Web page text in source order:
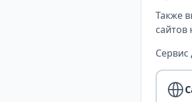
Также
сайтов
Сервис